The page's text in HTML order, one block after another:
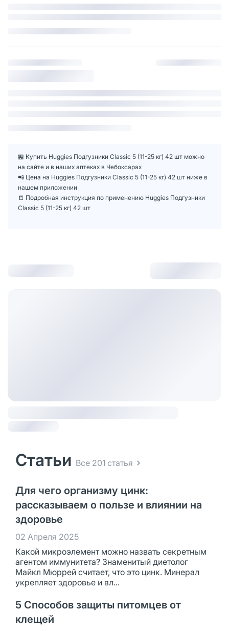
🏪 Купить Huggies Подгузники Classic 5 (11-25 кг) 42 шт можно
на сайте и в наших аптеках в Чебоксарах
📲 Цена на Huggies Подгузники Classic 5 (11-25 кг) 42 шт ниже в
нашем приложении
📒 Подробная инструкция по применению Huggies Подгузники
Classic 5 (11-25 кг) 42 шт
Статьи Все 201 статья
Для чего организму цинк:
рассказываем о пользе и влиянии на
здоровье
02 Апреля 2025
Какой микроэлемент можно назвать секретным
агентом иммунитета? Знаменитый диетолог
Майкл Мюррей считает, что это цинк. Минерал
укрепляет здоровье и вл...
5 Способов защиты питомцев от
клещей